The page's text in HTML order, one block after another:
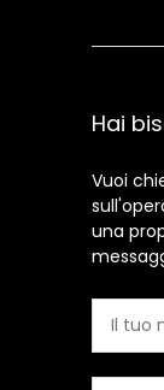
Hai
Vuoi
una